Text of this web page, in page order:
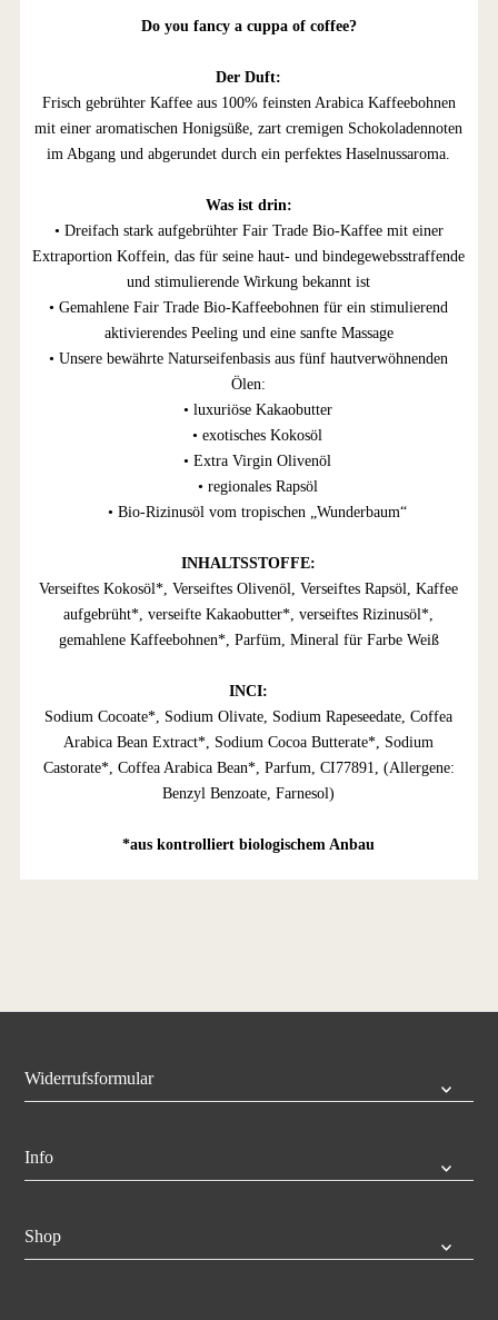
Do you fancy a cuppa of coffee?
Der Duft:
Frisch gebrühter Kaffee aus 100% feinsten Arabica Kaffeebohnen
mit einer aromatischen Honigsüße, zart cremigen Schokoladennoten
im Abgang und abgerundet durch ein perfektes Haselnussaroma.
Was ist drin:
• Dreifach stark aufgebrühter Fair Trade Bio-Kaffee mit einer
Extraportion Koffein, das für seine haut- und bindegewebsstraffende
und stimulierende Wirkung bekannt ist
• Gemahlene Fair Trade Bio-Kaffeebohnen für ein stimulierend
aktivierendes Peeling und eine sanfte Massage
• Unsere bewährte Naturseifenbasis aus fünf hautverwöhnenden
Ölen:
• luxuriöse Kakaobutter
• exotisches Kokosöl
• Extra Virgin Olivenöl
• regionales Rapsöl
• Bio-Rizinusöl vom tropischen „Wunderbaum“
INHALTSSTOFFE:
Verseiftes Kokosöl*, Verseiftes Olivenöl, Verseiftes Rapsöl, Kaffee
aufgebrüht*, verseifte Kakaobutter*, verseiftes Rizinusöl*,
gemahlene Kaffeebohnen*, Parfüm, Mineral für Farbe Weiß
INCI:
Sodium Cocoate*, Sodium Olivate, Sodium Rapeseedate, Coffea
Arabica Bean Extract*, Sodium Cocoa Butterate*, Sodium
Castorate*, Coffea Arabica Bean*, Parfum, CI77891, (Allergene:
Benzyl Benzoate, Farnesol)
*aus kontrolliert biologischem Anbau
Widerrufsformular
Info
Shop